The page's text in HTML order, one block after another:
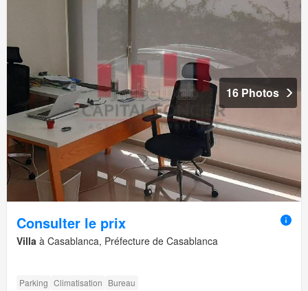
16 Photos
Consulter le prix
Villa à Casablanca, Préfecture de Casablanca
Parking Climatisation Bureau